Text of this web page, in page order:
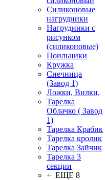
Силиконовые
нагрудники
Нагрудники с
рисунком
(силиконовые)
Поильники
Кружка
Снечница
(Завод 1)
Ложки, Вилки,
Тарелка
Облачко ( Завод
1)
Тарелка Крабик
Тарелка кролик
Тарелка Зайчик
Тарелка 3
секции
+ ЕЩЕ 8